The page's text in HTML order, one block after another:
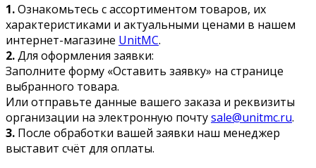
1.Ознакомьтесь с ассортиментом товаров, их
характеристиками и актуальными ценами в нашем
интернет-магазине UnitMC.
2.Для оформления заявки:
Заполните форму «Оставить заявку» на странице
выбранного товара.
Или отправьте данные вашего заказа и реквизиты
организации на электронную почтуsale@unitmc.ru.
3. После обработки вашей заявки наш менеджер
выставит счёт для оплаты.